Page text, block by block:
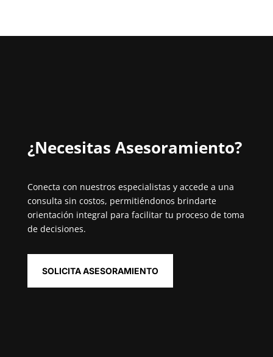
¿Necesitas Asesoramiento?⁣
Conecta con nuestros especialistas y accede a una
consulta sin costos, permitiéndonos brindarte
orientación integral para facilitar tu proceso de toma
de decisiones.
SOLICITA ASESORAMIENTO